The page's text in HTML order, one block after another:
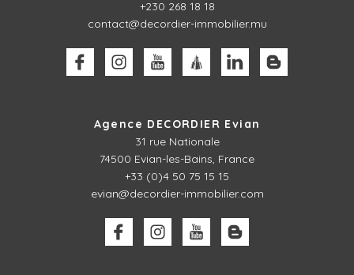
+230 268 18 18
contact@decordier-immobilier.mu
Agence DECORDIER Evian
31 rue Nationale
74500 Evian-les-Bains, France
+33 (0)4 50 75 15 15
evian@decordier-immobilier.com